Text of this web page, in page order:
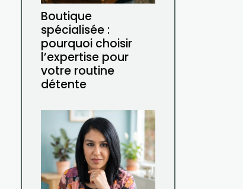
Boutique
spécialisée :
pourquoi choisir
l’expertise pour
votre routine
détente